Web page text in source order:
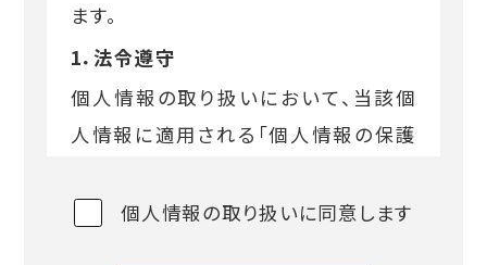
ます。
1．法令遵守
個人情報の取り扱いにおいて、当該個
人情報に適用される「個人情報の保護
令を遵守します。
個人情報の取り扱いに同意します